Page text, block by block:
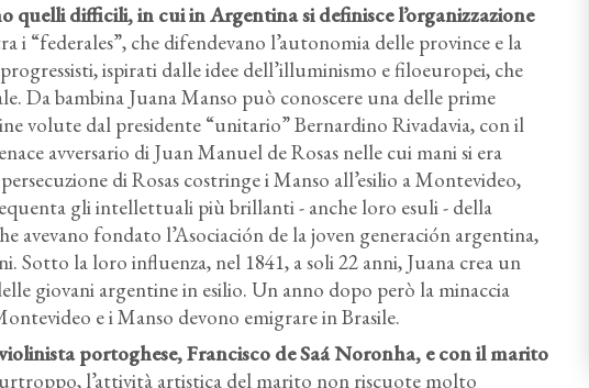
quelli difficili, in cui in Argentina si definisce l’organizzazione
i “federales”, che difendevano l’autonomia delle province e la
ispirati dalle idee dell’illuminismo e filoeuropei, che
Da bambina Juana Manso può conoscere una delle prime
volute dal presidente “unitario” Bernardino Rivadavia, con il
avversario di Juan Manuel de Rosas nelle cui mani si era
di Rosas costringe i Manso all’esilio a Montevideo,
gli intellettuali più brillanti - anche loro esuli - della
avevano fondato l’Asociación de la joven generación argentina,
Sotto la loro influenza, nel 1841, a soli 22 anni, Juana crea un
giovani argentine in esilio. Un anno dopo però la minaccia
e i Manso devono emigrare in Brasile.
portoghese, Francisco de Saá Noronha, e con il marito
l’attività artistica del marito non riscuote molto